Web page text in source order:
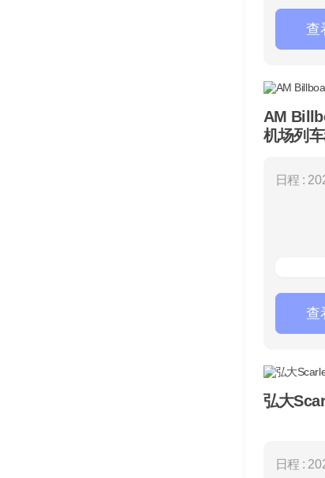
查
AM
机场列
日程 :
查
弘大
日程 :